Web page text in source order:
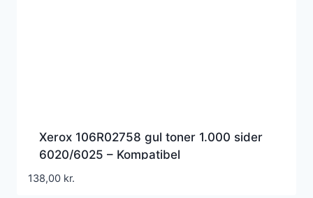
Xerox 106R02758 gul toner 1.000 sider
6020/6025 – Kompatibel
138,00 kr.